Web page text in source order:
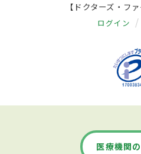
【ドクターズ・フ
ログイン
医療機関